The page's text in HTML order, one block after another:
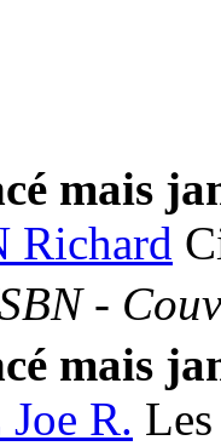
mais
Richard
-
mais
R.